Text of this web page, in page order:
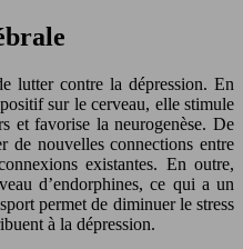
lutter contre la dépression. En
sur le cerveau, elle stimule
et favorise la neurogenèse. De
de nouvelles connections entre
existantes. En outre,
d’endorphines, ce qui a un
permet de diminuer le stress
à la dépression.